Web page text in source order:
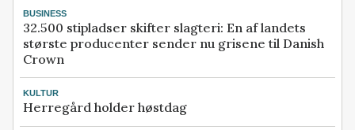
BUSINESS
32.500 stipladser skifter slagteri: En af landets
største producenter sender nu grisene til Danish
Crown
KULTUR
Herregård holder høstdag